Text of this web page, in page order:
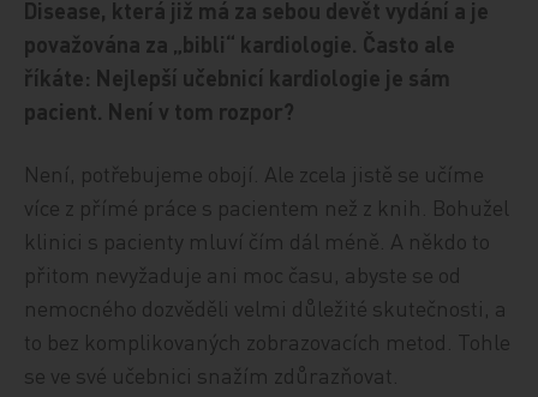
Disease, která již má za sebou devět vydání a je
považována za „bibli“ kardiologie. Často ale
říkáte: Nejlepší učebnicí kardiologie je sám
pacient. Není v tom rozpor?
Není, potřebujeme obojí. Ale zcela jistě se učíme
více z přímé práce s pacientem než z knih. Bohužel
klinici s pacienty mluví čím dál méně. A někdo to
přitom nevyžaduje ani moc času, abyste se od
nemocného dozvěděli velmi důležité skutečnosti, a
to bez komplikovaných zobrazovacích metod. Tohle
se ve své učebnici snažím zdůrazňovat.